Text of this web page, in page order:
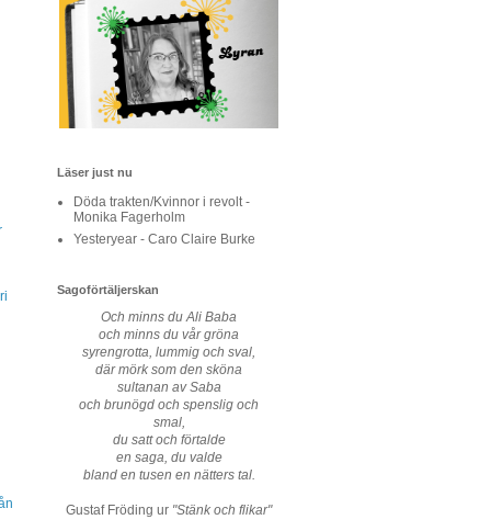
Läser just nu
Döda trakten/Kvinnor i revolt -
Monika Fagerholm
Yesteryear - Caro Claire Burke
Sagoförtäljerskan
Och minns du Ali Baba
och minns du vår gröna
syrengrotta, lummig och sval,
där mörk som den sköna
sultanan av Saba
och brunögd och spenslig och
smal,
du satt och förtalde
en saga, du valde
bland en tusen en nätters tal.
Gustaf Fröding ur "Stänk och flikar"